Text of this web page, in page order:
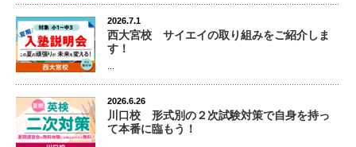
2026.7.1
西大宮校 サイエイの取り組みをご紹介しま
す！
2026.6.26
川口校 形式別の２次試験対策で自身を持っ
て本番に臨もう！